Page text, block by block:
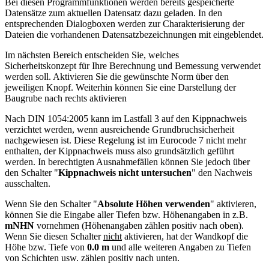
Datensätze zum aktuellen Datensatz dazu geladen. In den
entsprechenden Dialogboxen werden zur Charakterisierung der
Dateien die vorhandenen Datensatzbezeichnungen mit eingeblendet.
Im nächsten Bereich entscheiden Sie, welches
Sicherheitskonzept für Ihre Berechnung und Bemessung verwendet
werden soll. Aktivieren Sie die gewünschte Norm über den
jeweiligen Knopf. Weiterhin können Sie eine Darstellung der
Baugrube nach rechts aktivieren
Nach DIN 1054:2005 kann im Lastfall 3 auf den Kippnachweis
verzichtet werden, wenn ausreichende Grundbruchsicherheit
nachgewiesen ist. Diese Regelung ist im Eurocode 7 nicht mehr
enthalten, der Kippnachweis muss also grundsätzlich geführt
werden. In berechtigten Ausnahmefällen können Sie jedoch über
den Schalter "Kippnachweis nicht untersuchen" den Nachweis
ausschalten.
Wenn Sie den Schalter "Absolute Höhen verwenden" aktivieren,
können Sie die Eingabe aller Tiefen bzw. Höhenangaben in z.B.
mNHN vornehmen (Höhenangaben zählen positiv nach oben).
Wenn Sie diesen Schalternicht aktivieren, hat der Wandkopf die
Höhe bzw. Tiefe von 0.0 m und alle weiteren Angaben zu Tiefen
von Schichten usw. zählen positiv nach unten.